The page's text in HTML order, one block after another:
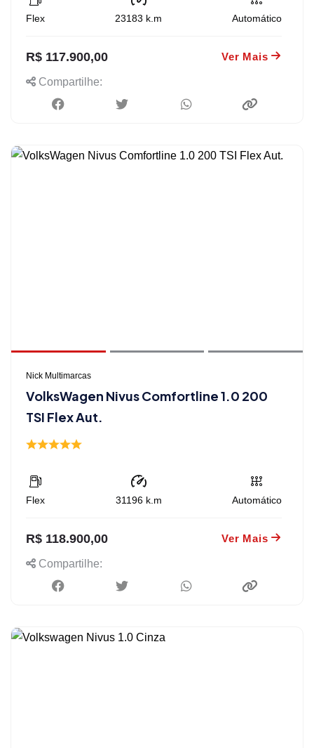
Flex 23183 k.m Automático
R$ 117.900,00 Ver Mais
Compartilhe:
Nick Multimarcas
VolksWagen Nivus Comfortline 1.0 200
TSI Flex Aut.
Flex 31196k.m Automático
R$ 118.900,00 Ver Mais
Compartilhe: